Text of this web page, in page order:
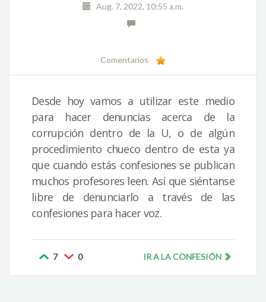
Aug. 7, 2022, 10:55 a.m.
Comentarios
Desde hoy vamos a utilizar este medio
para hacer denuncias acerca de la
corrupción dentro de la U, o de algún
procedimiento chueco dentro de esta ya
que cuando estás confesiones se publican
muchos profesores leen. Así que siéntanse
libre de denunciarlo a través de las
confesiones para hacer voz.
7 0 IR A LA CONFESIÓN